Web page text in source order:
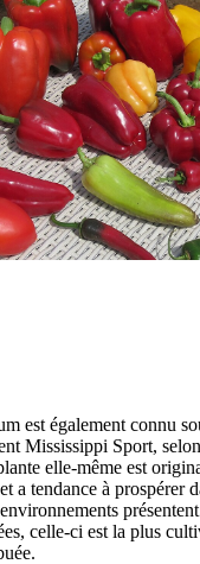
est également connu
Mississippi Sport,
elle-même est
a tendance à prospérer
celle-ci est la plus